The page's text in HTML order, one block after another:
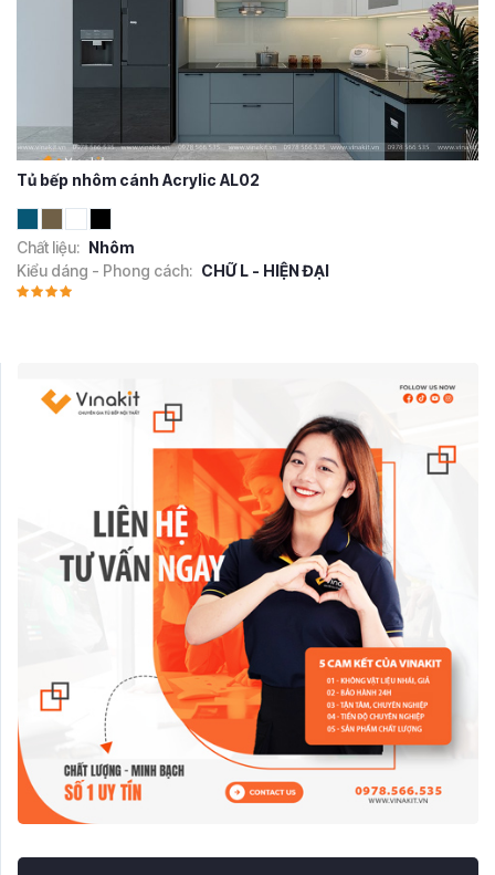
Tủ bếp nhôm cánh Acrylic AL02
Chất liệu: Nhôm
Kiểu dáng - Phong cách: CHỮ L - HIỆN ĐẠI